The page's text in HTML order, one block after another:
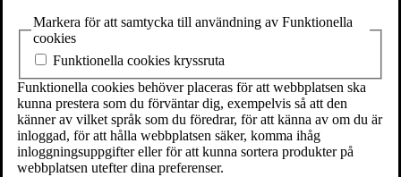
+46(0) 8 702 15 19
info@volante.se
Fler kontaktuppgifter
Cookieinställningar
Markera för att samtycka till användning av Funktionella
cookies
Funktionella cookies kryssruta
Funktionella cookies behöver placeras för att webbplatsen ska
kunna prestera som du förväntar dig, exempelvis så att den
känner av vilket språk som du föredrar, för att känna av om du är
inloggad, för att hålla webbplatsen säker, komma ihåg
inloggningsuppgifter eller för att kunna sortera produkter på
webbplatsen utefter dina preferenser.